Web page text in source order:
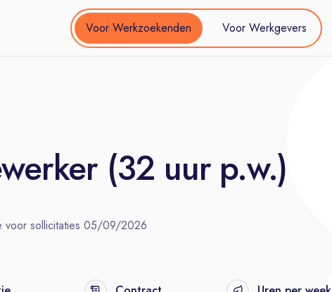
Voor Werkzoekenden Voor Werkgevers
(32 uur p.w.)
sollicitaties 05/09/2026